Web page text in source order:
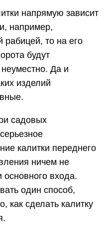
напрямую зависит
например,
рабицей, то на его
будут
неуместно. Да и
изделий
садовых
калитки переднего
ничем не
основного входа.
один способ,
как сделать калитку